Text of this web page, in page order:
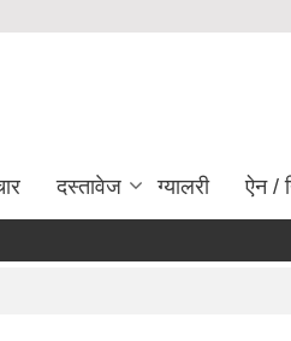
दस्तावेज ग्यालरी ऐन /